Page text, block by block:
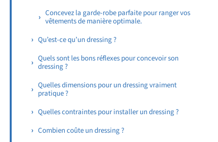
Concevez la garde-robe parfaite pour ranger vos
vêtements de manière optimale.
Qu’est-ce qu’un dressing ?
Quels sont les bons réflexes pour concevoir son
dressing ?
Quelles dimensions pour un dressing vraiment
pratique ?
Quelles contraintes pour installer un dressing ?
Combien coûte un dressing ?